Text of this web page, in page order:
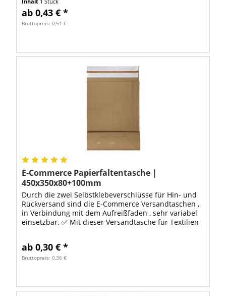
ab 0,43 € *
Bruttopreis: 0,51 €
E-Commerce Papierfaltentasche |
450x350x80+100mm
Durch die zwei Selbstklebeverschlüsse für Hin- und
Rückversand sind die E-Commerce Versandtaschen ,
in Verbindung mit dem Aufreißfaden , sehr variabel
einsetzbar. ✅ Mit dieser Versandtasche für Textilien
ab 0,30 € *
Bruttopreis: 0,36 €